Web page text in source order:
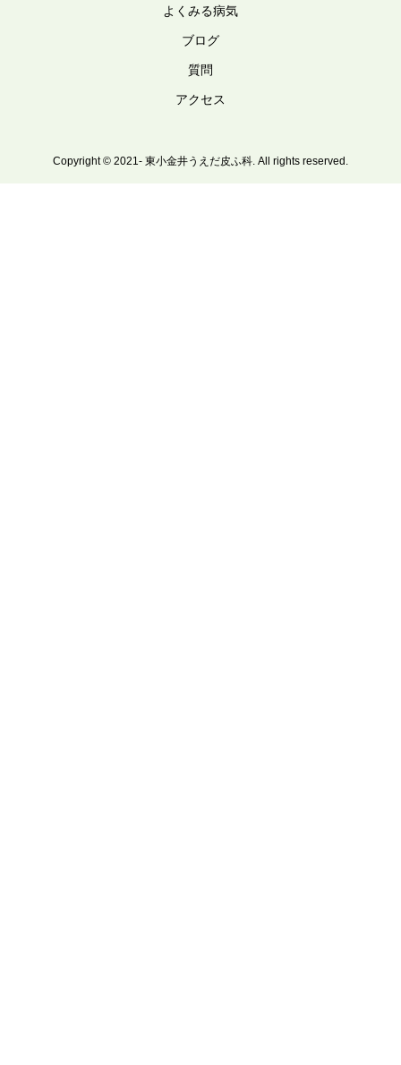
よくみる病気
ブログ
質問
アクセス
Copyright © 2021- 東小金井うえだ皮ふ科. All rights reserved.